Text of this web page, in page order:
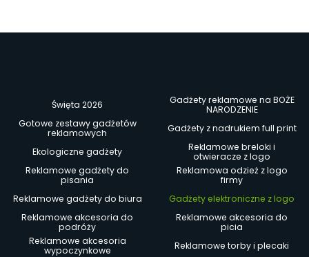
Święta 2026
Gadżety reklamowe na BOŻE
NARODZENIE
Gotowe zestawy gadżetów
reklamowych
Gadżety z nadrukiem full print
Ekologiczne gadżety
Reklamowe breloki i
otwieracze z logo
Reklamowe gadżety do
pisania
Reklamowa odzież z logo
firmy
Reklamowe gadżety do biura
Gadżety elektroniczne z logo
Reklamowe akcesoria do
podróży
Reklamowe akcesoria do
picia
Reklamowe akcesoria
wypoczynkowe
Reklamowe torby i plecaki